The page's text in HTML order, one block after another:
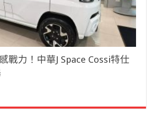
戰力！中華J Space Cossi特仕